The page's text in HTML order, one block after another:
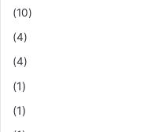
(10)
(4)
(4)
(1)
(1)